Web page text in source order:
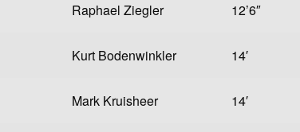
Raphael Ziegler 12’6″
Kurt Bodenwinkler 14′
Mark Kruisheer 14′